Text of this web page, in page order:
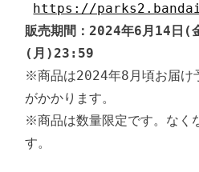
https://
販売期間：2024年6月14日
(月)23:59
※商品は2024年8月頃お届
がかかります。
※商品は数量限定です。なく
す。